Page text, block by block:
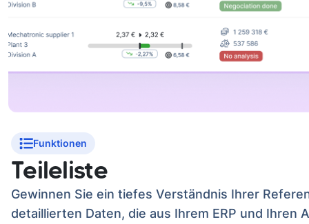
Funktionen
Teileliste
Gewinnen Sie ein tiefes Verständnis Ihrer
detaillierten Daten, die aus Ihrem ERP und Ihren